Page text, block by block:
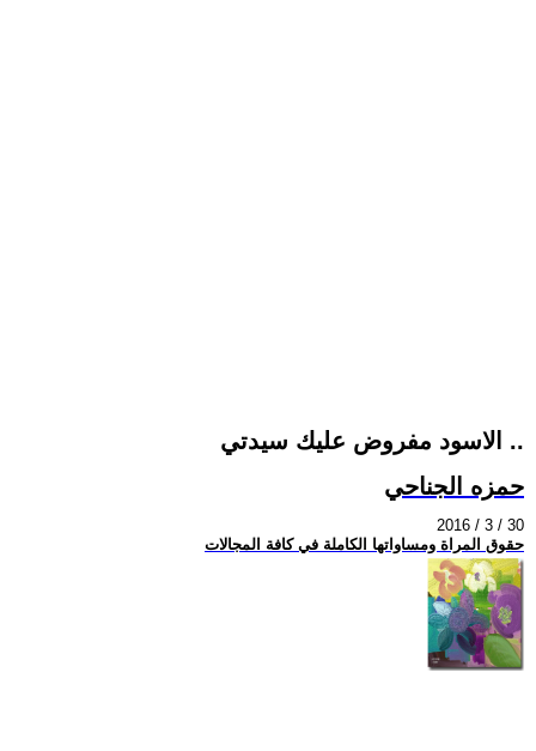
الاسود مفروض عليك سيدتي ..
حمزه الجناحي
2016 / 3 / 30
حقوق المراة ومساواتها الكاملة في كافة المجالات